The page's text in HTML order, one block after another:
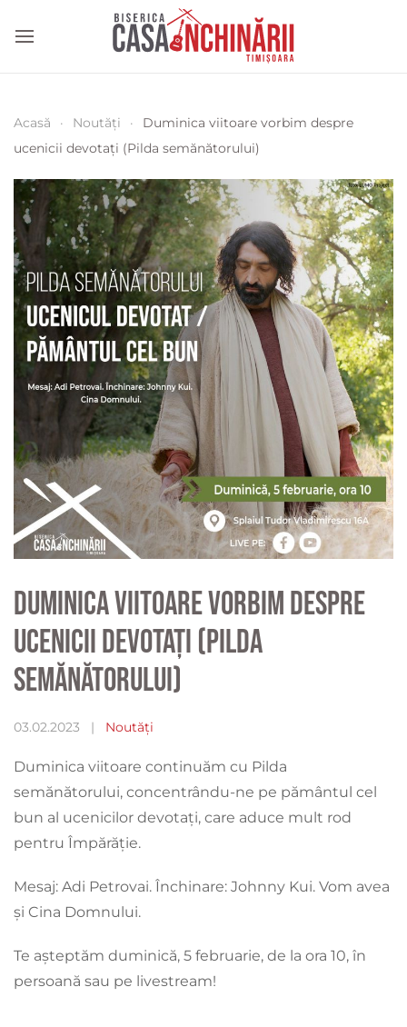
Acasă Noutăți
Duminica viitoare vorbim despre
ucenicii devotați (Pilda semănătorului)
Duminica viitoare vorbim despre
ucenicii devotați (Pilda
semănătorului)
03.02.2023 | Noutăți
Duminica viitoare continuăm cu Pilda
semănătorului, concentrându-ne pe pământul cel
bun al ucenicilor devotați, care aduce mult rod
pentru Împărăție.
Mesaj: Adi Petrovai. Închinare: Johnny Kui. Vom avea
și Cina Domnului.
Te așteptăm duminică, 5 februarie, de la ora 10, în
persoană sau pe livestream!